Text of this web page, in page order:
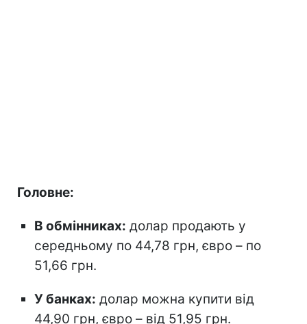
Головне:
В обмінниках: долар продають у
середньому по 44,78 грн, євро – по
51,66 грн.
У банках: долар можна купити від
44,90 грн, євро – від 51,95 грн.